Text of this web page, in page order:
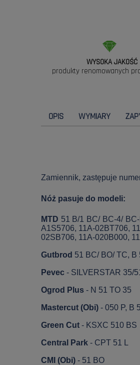
WYSOKA JAKOŚĆ
produkty renomowanych
OPIS WYMIARY
Zamiennik, zastępuje
Nóż pasuje do modeli:
MTD 51 B/1 BC/ BC-4/
A1S5706, 11A-02BT706,
02SB706, 11A-020B000,
Gutbrod 51 BC/ BO/ TC, B
Pevec - SILVERSTAR 35/51
Ogrod Plus - N 51 TO 35
Mastercut (Obi) - 050 P, B
Green Cut - KSXC 510 BS
Central Park - CPT 51 L
CMI (Obi) - 51 BO